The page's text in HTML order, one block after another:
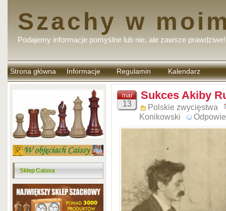
Szachy w
Podajemy informacje pomyślne lub nie, ale zawsze prawdziwe!
Strona główna Informacje Regulamin
komentarzy
Kalendarz
Sklep Caissa
mar
13
Sukces Akiby
Polskie zwycięstwa
Konikowski